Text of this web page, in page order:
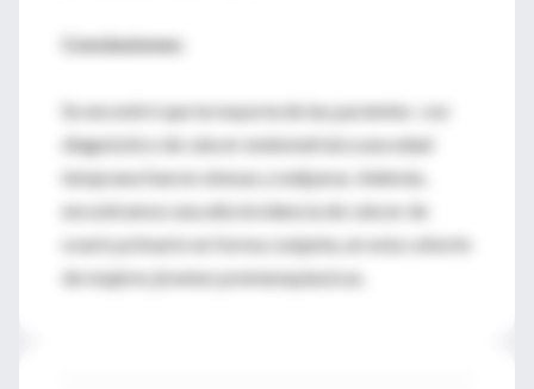
Conclusiones:
Se encontró que la mayoría de las pacientes con
diagnóstico de cáncer endometrial a una edad
temprana fueron obesas y nulíparas. Además,
encontramos una alta incidencia de cáncer de
ovario primario en forma conjunta, en esta cohorte
de mujeres jóvenes premenopáusicas.